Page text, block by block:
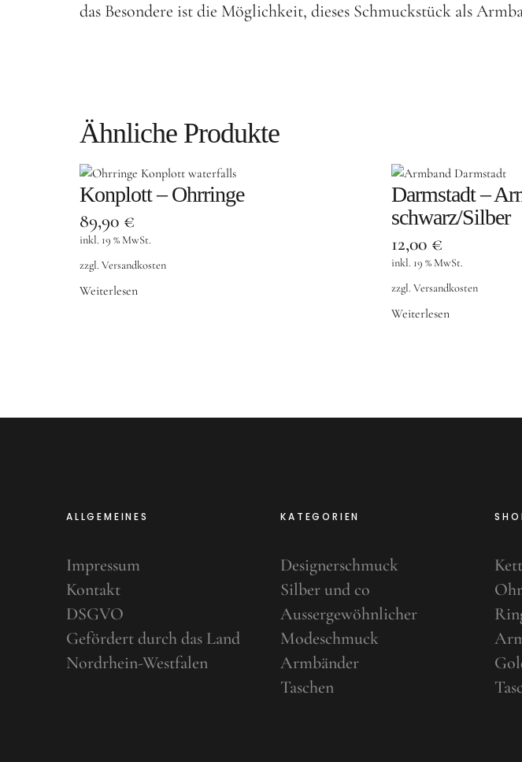
das Besondere ist die Möglichkeit, dieses Schmuckstück als
Ähnliche Produkte
Konplott – Ohrringe
89,90 €
inkl. 19 % MwSt.
zzgl. Versandkosten
Weiterlesen
Darmstadt –
schwarz/Silber
12,00 €
inkl. 19 % MwSt.
zzgl.Versandkosten
Weiterlesen
ALLGEMEINES
Impressum
Kontakt
DSGVO
Gefördert durch das Land
Nordrhein-Westfalen
KATEGORIEN
Designerschmuck
Silber und co
Aussergewöhnlicher
Modeschmuck
Armbänder
Taschen